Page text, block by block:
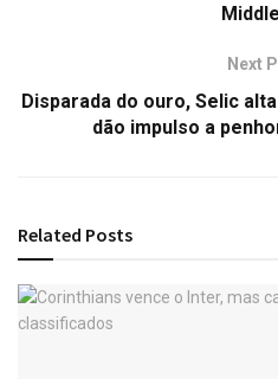
Next
Disparada do ouro, Selic
dão impulso a
Related Posts